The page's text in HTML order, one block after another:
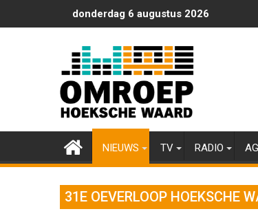
naar
donderdag 6 augustus 2026
NIEUWS TV RADIO
31E OEVERLOOP HOEKSCHE